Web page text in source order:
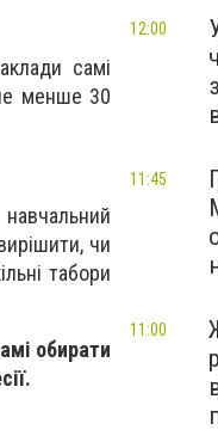
самі
менше 30
чи
табори
обирати
12:00
11:45
11:00